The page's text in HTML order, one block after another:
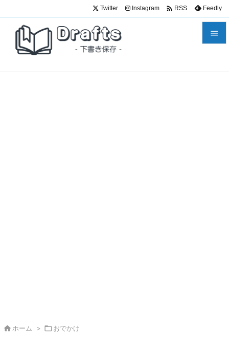

Twitter Instagram  RSS Feedly
 ホーム > おでかけ